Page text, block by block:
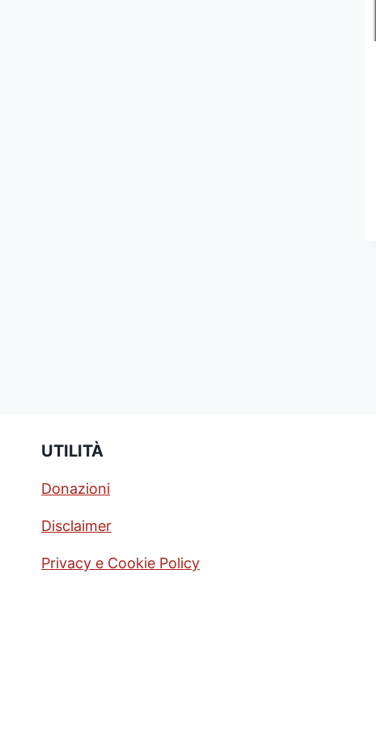
UTILITÀ
Donazioni
Disclaimer
Privacy e Cookie Policy